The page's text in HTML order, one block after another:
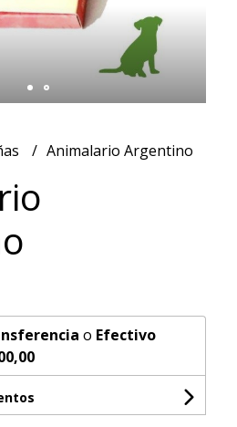
Animalario Argentino
o Efectivo